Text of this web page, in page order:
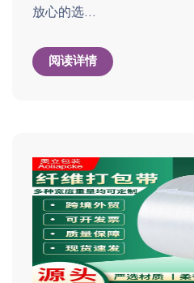
放心的选...
阅读详情